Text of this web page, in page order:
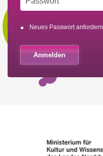
Neues Passwort anfordern